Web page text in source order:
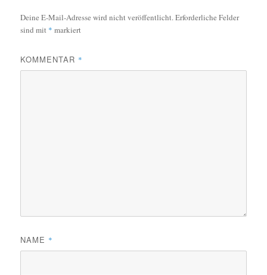
Deine E-Mail-Adresse wird nicht veröffentlicht.Erforderliche Felder
sind mit * markiert
KOMMENTAR *
NAME *